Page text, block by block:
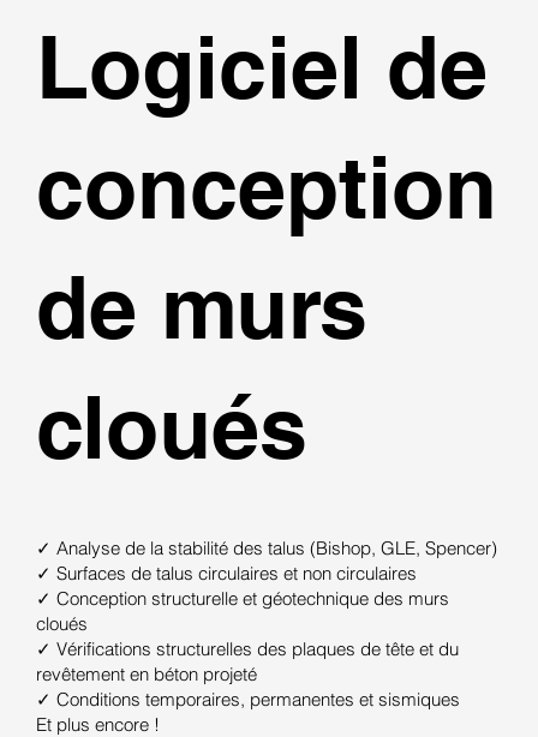
Logiciel de
conception
de murs
cloués
✓ Analyse de la stabilité des talus (Bishop, GLE, Spencer)
✓ Surfaces de talus circulaires et non circulaires
✓ Conception structurelle et géotechnique des murs
cloués
✓ Vérifications structurelles des plaques de tête et du
revêtement en béton projeté
✓ Conditions temporaires, permanentes et sismiques
Et plus encore !